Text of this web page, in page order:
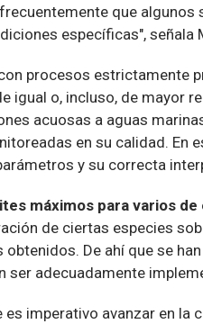
que algunos
específicas", señala
procesos estrictamente
igual o, incluso, de mayor
acuosas a aguas
en su calidad. En
y su correcta
máximos para varios
de ciertas especies
De ahí que se
ser adecuadamente
es imperativo avanzar en